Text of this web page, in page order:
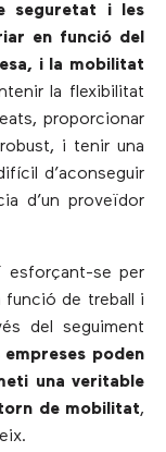
seguretat i les
en funció del
i la mobilitat
la flexibilitat
proporcionar
i tenir una
d’aconseguir
d’un proveïdor
esforçant-se per
funció de treball i
del seguiment
empreses poden
una veritable
de mobilitat,